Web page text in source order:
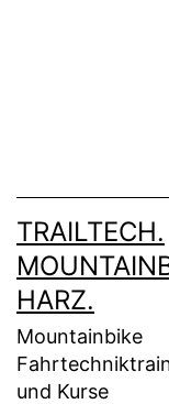
TRAILTECH.
HARZ.
Mountainbike
und Kurse